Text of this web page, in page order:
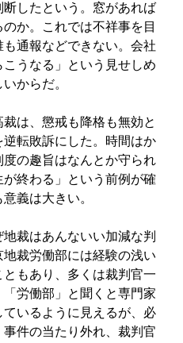
したという。窓があれば
か。これでは不祥事を目
通報などできない。会社
うなる」という見せしめ
からだ。
は、懲戒も降格も無効と
逆転敗訴にした。時間はか
の趣旨はなんとか守られ
終わる」という前例が確
義は大きい。
裁はあんないい加減な判
裁労働部には経験の浅い
もあり、多くは裁判官一
労働部」と聞くと専門家
いるように見えるが、必
件の当たり外れ、裁判官